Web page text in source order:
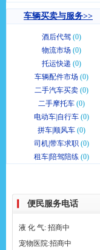
车辆买卖与服务>>
酒后代驾 (0)
物流市场 (0)
托运快递 (0)
车辆配件市场 (0)
二手汽车买卖 (0)
二手摩托车 (0)
电动车|自行车 (0)
拼车|顺风车 (0)
司机|带车求职 (0)
租车|陪驾陪练 (0)
便民服务电话
液 化 气: 招商中
宠物医院:招商中